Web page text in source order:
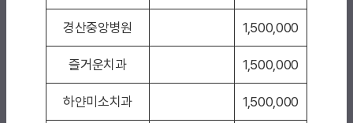
경산중앙병원 1,500,000
즐거운치과 1,500,000
하얀미소치과 1,500,000